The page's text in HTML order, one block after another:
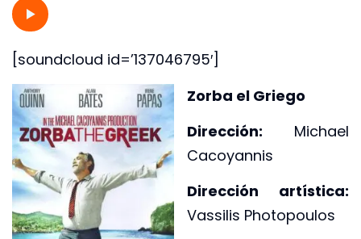
[soundcloud id=’137046795′]
Zorba el Griego
Dirección: Michael
Cacoyannis
Dirección artística:
Vassilis Photopoulos